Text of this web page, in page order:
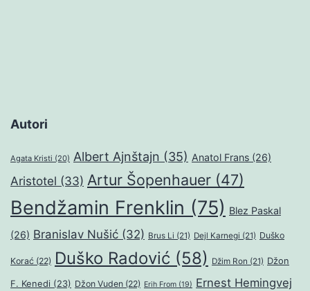
Autori
Agata Kristi (20) Albert Ajnštajn (35) Anatol Frans (26)
Aristotel (33) Artur Šopenhauer (47)
Bendžamin Frenklin (75) Blez Paskal
(26) Branislav Nušić (32) Brus Li (21) Dejl Karnegi (21) Duško
Korać (22) Duško Radović (58) Džim Ron (21) Džon
F. Kenedi (23) Džon Vuden (22) Erih From (19) Ernest Hemingvej